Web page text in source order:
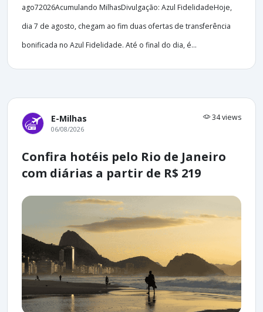
ago72026Acumulando MilhasDivulgação: Azul FidelidadeHoje,
dia 7 de agosto, chegam ao fim duas ofertas de transferência
bonificada no Azul Fidelidade. Até o final do dia, é...
E-Milhas 34 views
06/08/2026
Confira hotéis pelo Rio de Janeiro
com diárias a partir de R$ 219